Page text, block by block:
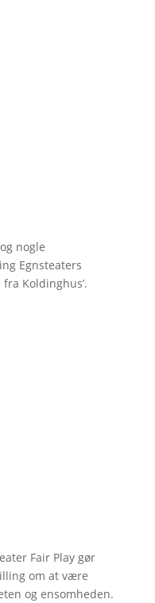
nogle
Egnsteaters
Koldinghus’.
Fair Play gør
om at være
og ensomheden.